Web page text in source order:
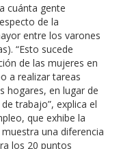
cuánta gente
de la
entre los varones
“Esto sucede
de las mujeres en
a realizar tareas
hogares, en lugar de
trabajo”, explica el
que exhibe la
una diferencia
los 20 puntos